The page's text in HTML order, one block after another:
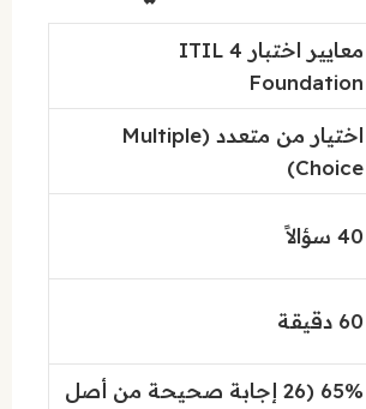
معايير اختبار ITIL 4
Foundation
اختيار من متعدد (Multiple
Choice)
40 سؤالاً
60 دقيقة
65% (26 إجابة صحيحة من أصل